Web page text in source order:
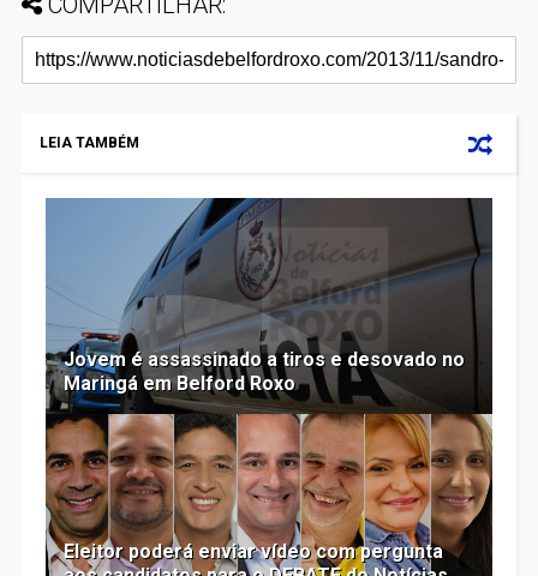
LEIA TAMBÉM
Jovem é assassinado a tiros e desovado no
Maringá em Belford Roxo
Eleitor poderá enviar vídeo com pergunta